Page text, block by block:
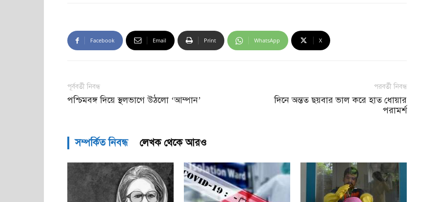
Facebook Email Print WhatsApp X
পূর্ববর্তী নিবন্ধ
পশ্চিমবঙ্গ দিয়ে স্থলভাগে উঠলো ‘আম্পান’
পরবর্তী নিবন্ধ
দিনে অন্তত ছয়বার ভাল করে হাত ধোয়ার
পরামর্শ
সম্পর্কিত নিবন্ধ লেখক থেকে আরও